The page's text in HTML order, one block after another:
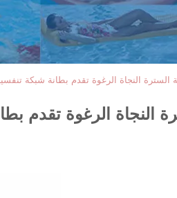
السترة النجاة الرغوة تقدم بطانة شبكة
النجاة الرغوة